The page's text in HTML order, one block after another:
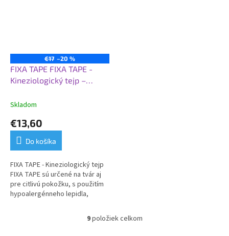
€17 –20 %
FIXA TAPE FIXA TAPE -
Kineziologický tejp –
Skladom
€13,60
Do košíka
FIXA TAPE - Kineziologický tejp
FIXA TAPE sú určené na tvár aj
pre citlivú pokožku, s použitím
hypoalergénneho lepidla,
O
9položiek celkom